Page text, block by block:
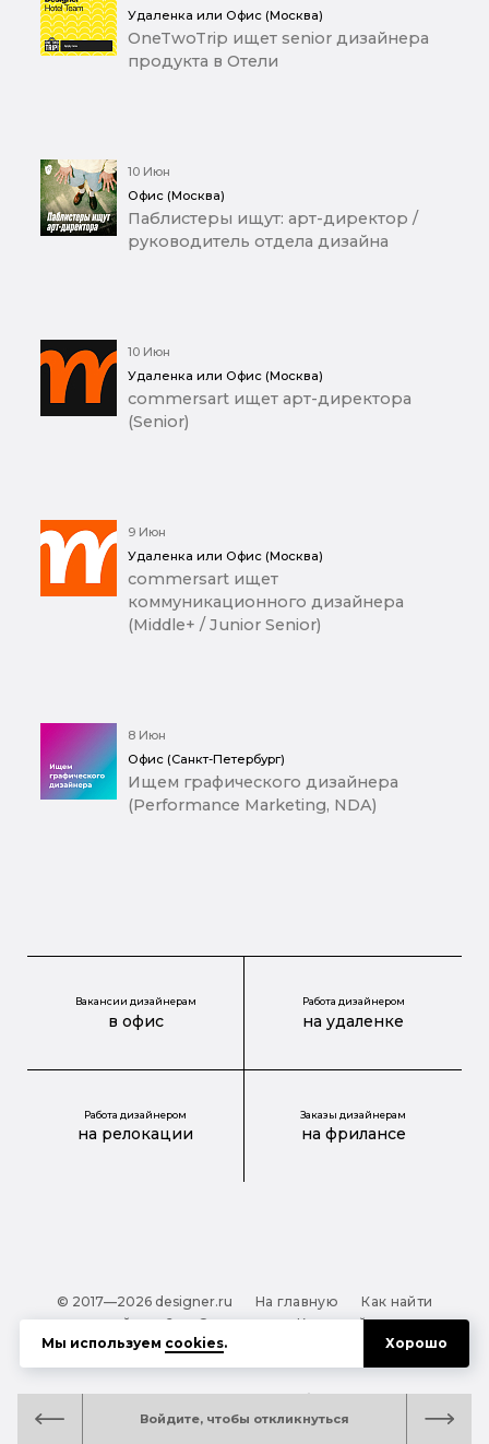
Войдите, чтобы откликнуться
Удаленка или Офис (Москва)
OneTwoTrip ищет senior дизайнера
продукта в Отели
10 Июн
Офис (Москва)
Паблистеры ищут: арт-директор /
руководитель отдела дизайна
10 Июн
Удаленка или Офис (Москва)
commersart ищет арт-директора
(Senior)
9 Июн
Удаленка или Офис (Москва)
commersart ищет
коммуникационного дизайнера
(Middle+ / Junior Senior)
8 Июн
Офис (Санкт-Петербург)
Ищем графического дизайнера
(Performance Marketing, NDA)
Вакансии дизайнерам
в офис
Работа дизайнером
на удаленке
Работа дизайнером
на релокации
Заказы дизайнерам
на фрилансе
© 2017—2026 designer.ru На главную
Как найти
дизайнера?
О проекте
Карта сайта
Обработка персональных данных
Файлы cookie
руководство для тех, кто заказывает дизайн
Мы используем cookies. Хорошо